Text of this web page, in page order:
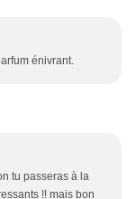
énivrant.
tu passeras à la
!! mais bon